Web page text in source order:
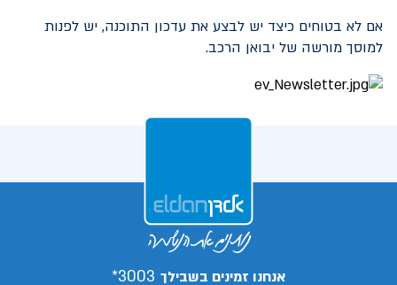
אם לא בטוחים כיצד יש לבצע את עדכון התוכנה, יש לפנות
למוסך מורשה של יבואן הרכב.
אנחנו זמינים בשבילך 3003*